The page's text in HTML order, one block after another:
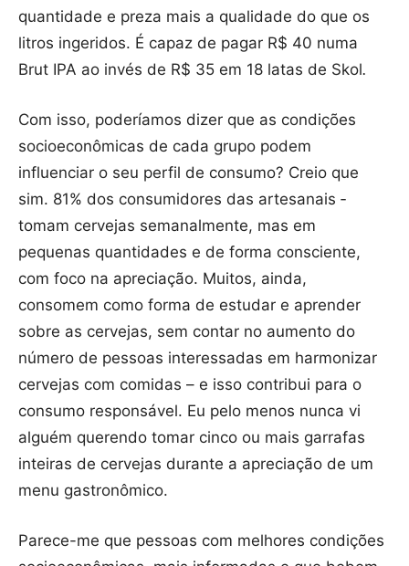
quantidade e preza mais a qualidade do que os
litros ingeridos. É capaz de pagar R$ 40 numa
Brut IPA ao invés de R$ 35 em 18 latas de Skol.
Com isso, poderíamos dizer que as condições
socioeconômicas de cada grupo podem
influenciar o seu perfil de consumo? Creio que
sim. 81% dos consumidores das artesanais ­­
tomam cervejas semanalmente, mas em
pequenas quantidades e de forma consciente,
com foco na apreciação. Muitos, ainda,
consomem como forma de estudar e aprender
sobre as cervejas, sem contar no aumento do
número de pessoas interessadas em harmonizar
cervejas com comidas – e isso contribui para o
consumo responsável. Eu pelo menos nunca vi
alguém querendo tomar cinco ou mais garrafas
inteiras de cervejas durante a apreciação de um
menu gastronômico.
Parece-me que pessoas com melhores condições